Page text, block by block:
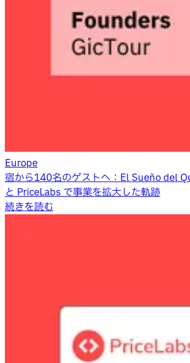
Europe
宿から140名のゲストへ：El Sueño del
と PriceLabs で事業を拡大した軌跡
続きを読む